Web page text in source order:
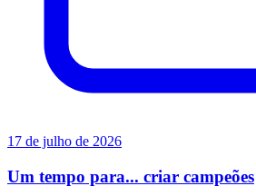
17 de julho de 2026
Um tempo para... criar campeões